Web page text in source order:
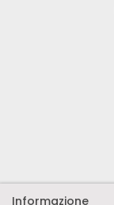
Informazione